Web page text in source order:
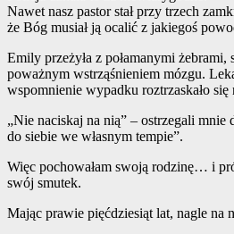
Nawet nasz pastor stał przy trzech
że Bóg musiał ją ocalić z jakiegoś
Emily przeżyła z połamanymi
poważnym wstrząśnieniem mózgu.
wspomnienie wypadku roztrzaskało się
„Nie naciskaj na nią” – ostrzegali
do siebie we własnym tempie”.
Więc pochowałam swoją rodzinę… i
swój smutek.
Mając prawie pięćdziesiąt lat, nagle na